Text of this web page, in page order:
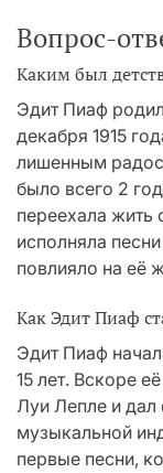
Вопрос-
Каким был
Эдит Пиаф
декабря 1915
лишенным
было всего 2
переехала жить
исполняла
повлияло на её
Как Эдит Пиаф
Эдит Пиаф
15 лет. Вскоре
Луи Лепле и дал
музыкальной
первые песни,